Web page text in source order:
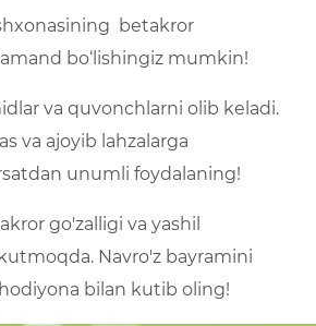
betakror
bo‘lishingiz mumkin!
va quvonchlarni olib keladi.
va ajoyib lahzalarga
unumli foydalaning!
go'zalligi va yashil
Navro'z bayramini
bilan kutib oling!